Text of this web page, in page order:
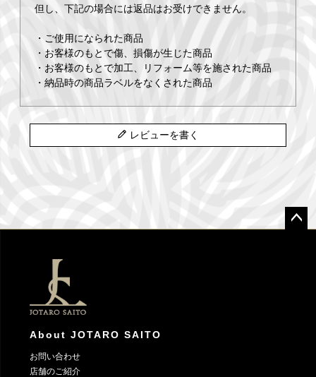
但し、下記の場合には返品はお受けできません。
・ご使用になられた商品
・お客様のもとで傷、損傷が生じた商品
・お客様のもとで加工、リフォーム等を施された商品
・納品時の商品ラベルをなくされた商品
レビューを書く
About JOTARO SAITO
お問い合わせ
店舗のご紹介